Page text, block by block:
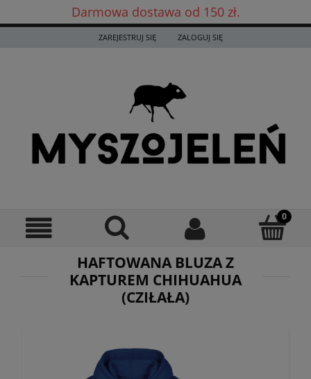
Darmowa dostawa od 150 zł.
Darmowa dostawa już od 150 zł! ✨
ZAREJESTRUJ SIĘ ZALOGUJ SIĘ
HAFTOWANA BLUZA Z
KAPTUREM CHIHUAHUA
(CZIŁAŁA)